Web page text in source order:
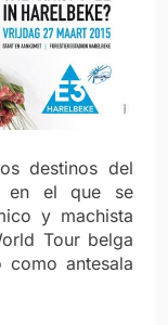
destinos del
en el que se
y machista
Tour belga
antesala